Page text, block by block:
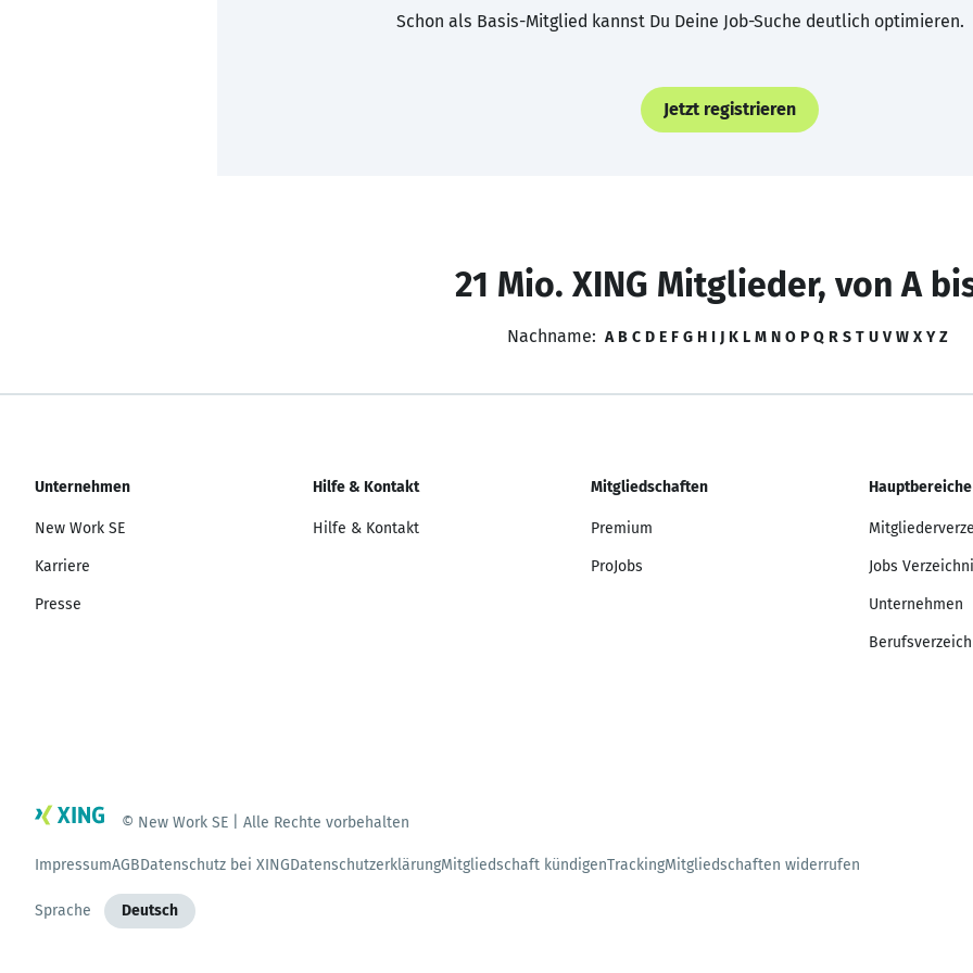
Schon als Basis-Mitglied kannst Du Deine Job-Suche deutlich optimieren.
Jetzt registrieren
21 Mio. XING Mitglieder, von A
Nachname: A B C D E F G H I J K L M N O P Q R S T U V W X Y Z
Unternehmen
New Work SE
Karriere
Presse
Hilfe & Kontakt
Hilfe & Kontakt
Mitgliedschaften
Premium
ProJobs
Hauptbereiche
Jobs
Unternehmen
© New Work SE | Alle Rechte vorbehalten
ImpressumAGBDatenschutz bei XINGDatenschutzerklärungMitgliedschaft kündigenTrackingMitgliedschaften widerrufen
Sprache Deutsch